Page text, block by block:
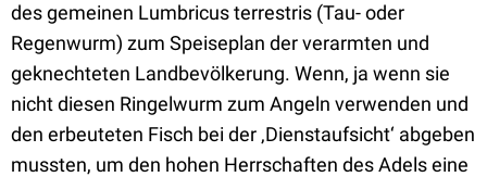
des gemeinen Lumbricus terrestris (Tau- oder
Regenwurm) zum Speiseplan der verarmten und
geknechteten Landbevölkerung. Wenn, ja wenn sie
nicht diesen Ringelwurm zum Angeln verwenden und
den erbeuteten Fisch bei der ‚Dienstaufsicht‘ abgeben
mussten, um den hohen Herrschaften des Adels eine